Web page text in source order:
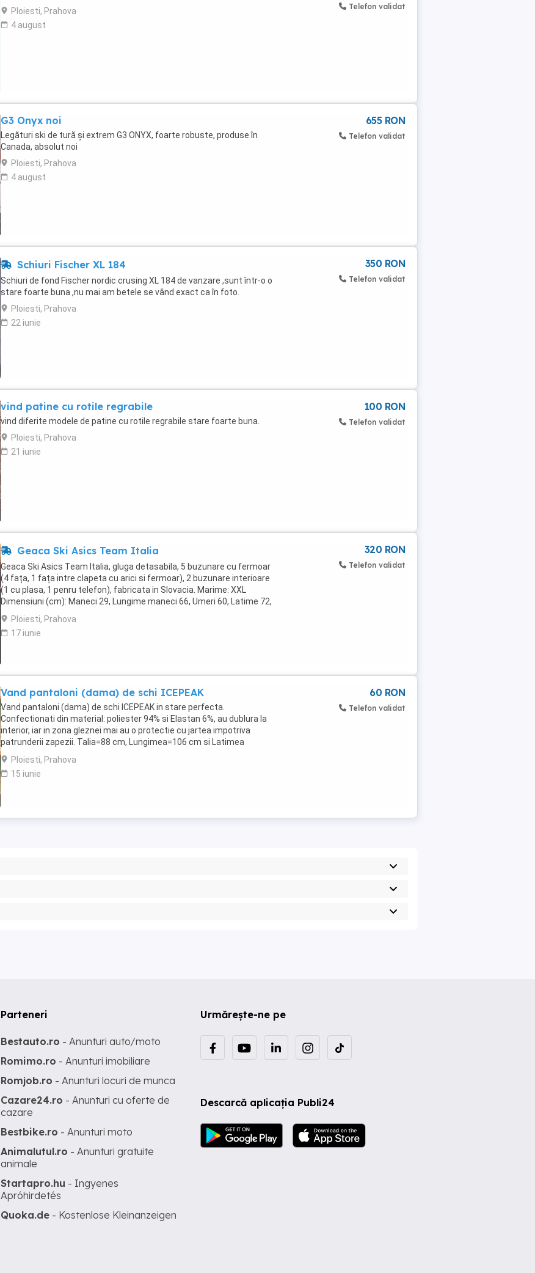
Ploiesti, Prahova
4 august
Telefon validat
G3 Onyx noi
Legături ski de tură și extrem G3 ONYX, foarte robuste, produse în
Canada, absolut noi
Ploiesti, Prahova
4 august
655 RON
Telefon validat
Schiuri Fischer XL 184
Schiuri de fond Fischer nordic crusing XL 184 de vanzare ,sunt într-o o
stare foarte buna ,nu mai am betele se vând exact ca în foto.
Ploiesti, Prahova
22 iunie
350 RON
Telefon validat
vind patine cu rotile regrabile
vind diferite modele de patine cu rotile regrabile stare foarte buna.
Ploiesti, Prahova
21 iunie
100 RON
Telefon validat
Geaca Ski Asics Team Italia
Geaca Ski Asics Team Italia, gluga detasabila, 5 buzunare cu fermoar
(4 fața, 1 fața intre clapeta cu arici si fermoar), 2 buzunare interioare
(1 cu plasa, 1 penru telefon), fabricata in Slovacia. Marime: XXL
Dimensiuni (cm): Maneci 29, Lungime maneci 66, Umeri 60, Latime 72,
Lungime 76 Marca: Asiscs Culoare: ...
Ploiesti, Prahova
17 iunie
320 RON
Telefon validat
Vand pantaloni (dama) de schi ICEPEAK
Vand pantaloni (dama) de schi ICEPEAK in stare perfecta.
Confectionati din material: poliester 94% si Elastan 6%, au dublura la
interior, iar in zona gleznei mai au o protectie cu jartea impotriva
patrunderii zapezii. Talia=88 cm, Lungimea=106 cm si Latimea
mansetei=26 cm Pret 60 lei
Ploiesti, Prahova
15 iunie
60 RON
Telefon validat
Urmărește-ne pe
Descarcă aplicația Publi24
Parteneri
Bestauto.ro - Anunturi auto/moto
Romimo.ro - Anunturi imobiliare
Romjob.ro - Anunturi locuri de munca
Cazare24.ro - Anunturi cu oferte de
cazare
Bestbike.ro - Anunturi moto
Animalutul.ro - Anunturi gratuite
animale
Startapro.hu - Ingyenes
Apróhirdetés
Quoka.de - Kostenlose Kleinanzeigen